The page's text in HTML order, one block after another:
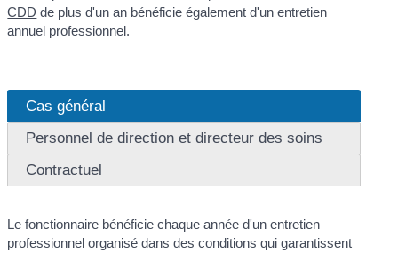
CDD de plus d'un an bénéficie également d'un entretien
annuel professionnel.
Cas général
Personnel de direction et directeur des soins
Contractuel
Le fonctionnaire bénéficie chaque année d'un entretien
professionnel organisé dans des conditions qui garantissent